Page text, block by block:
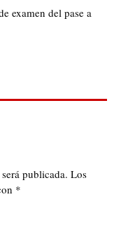
examen del pase a
publicada. Los
*